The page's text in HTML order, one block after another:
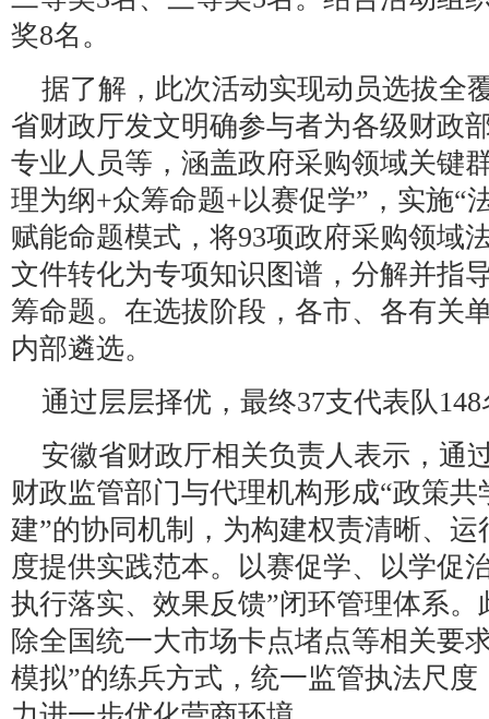
奖8名。
据了解，此次活动实现动员选拔全
省财政厅发文明确参与者为各级财政
专业人员等，涵盖政府采购领域关键
理为纲+众筹命题+以赛促学”，实施“
赋能命题模式，将93项政府采购领域
文件转化为专项知识图谱，分解并指
筹命题。在选拔阶段，各市、各有关
内部遴选。
通过层层择优，最终37支代表队
安徽省财政厅相关负责人表示，通
财政监管部门与代理机构形成“政策
建”的协同机制，为构建权责清晰、
度提供实践范本。以赛促学、以学促
执行落实、效果反馈”闭环管理体系
除全国统一大市场卡点堵点等相关要
模拟”的练兵方式，统一监管执法尺